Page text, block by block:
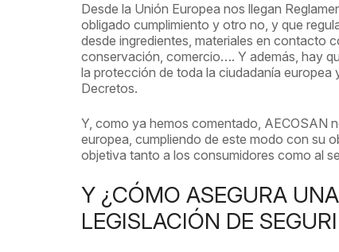
Desde la Unión Europea nos llegan
obligado cumplimiento y otro no, y que
desde ingredientes, materiales en contacto
conservación, comercio…. Y además, hay
la protección de toda la ciudadanía
Decretos.
Y, como ya hemos comentado, AECOSAN
europea, cumpliendo de este modo con su
objetiva tanto a los consumidores como al
Y ¿CÓMO ASEGURA
LEGISLACIÓN DE